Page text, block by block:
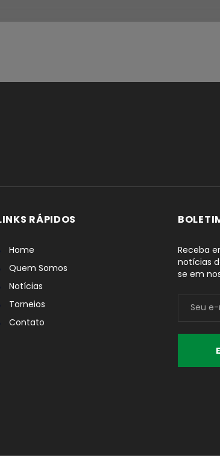
RÁPIDOS
Home
Quem Somos
Notícias
Torneios
Contato
Receba
notícias
se em